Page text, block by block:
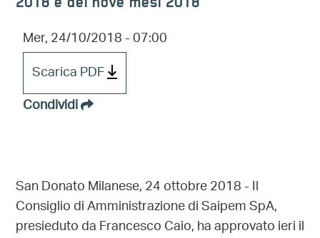
2018 e dei nove mesi 2018
Mer, 24/10/2018 - 07:00
Scarica PDF
Condividi
San Donato Milanese, 24 ottobre 2018 - Il
Consiglio di Amministrazione di Saipem SpA,
presieduto da Francesco Caio, ha approvato ieri il